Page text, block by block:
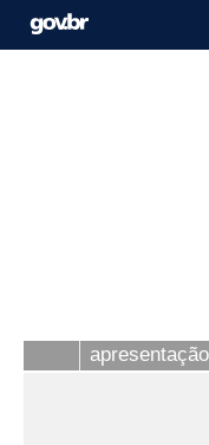
apresentação